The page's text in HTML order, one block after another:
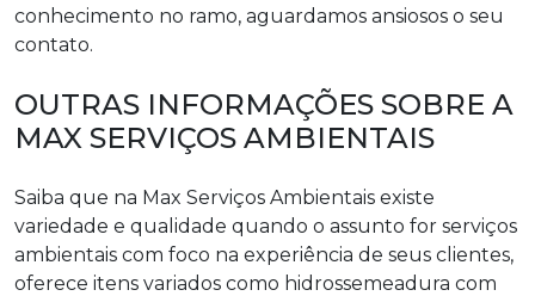
conhecimento no ramo, aguardamos ansiosos o seu
contato.
OUTRAS INFORMAÇÕES SOBRE A
MAX SERVIÇOS AMBIENTAIS
Saiba que na Max Serviços Ambientais existe
variedade e qualidade quando o assunto for serviços
ambientais com foco na experiência de seus clientes,
oferece itens variados como hidrossemeadura com